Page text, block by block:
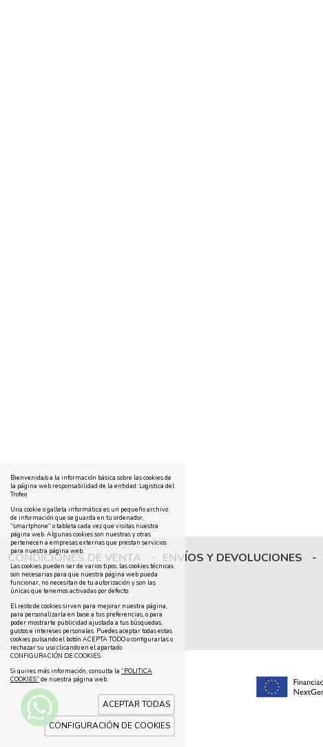
CONDICIONES DE VENTA - ENVÍOS Y DEVOLUCIONES -
Bienvenida/o a la información básica sobre las cookies de
la página web responsabilidad de la entidad: Logistica del
Trofeo
Una cookie o galleta informática es un pequeño archivo
de información que se guarda en tu ordenador,
“smartphone” o tableta cada vez que visitas nuestra
página web. Algunas cookies son nuestras y otras
pertenecen a empresas externas que prestan servicios
para nuestra página web.
Las cookies pueden ser de varios tipos: las cookies técnicas
son necesarias para que nuestra página web pueda
funcionar, no necesitan de tu autorización y son las
únicas que tenemos activadas por defecto.
El resto de cookies sirven para mejorar nuestra página,
para personalizarla en base a tus preferencias, o para
poder mostrarte publicidad ajustada a tus búsquedas,
gustos e intereses personales. Puedes aceptar todas estas
cookies pulsando el botón ACEPTA TODO o configurarlas o
rechazar su uso clicando en el apartado
CONFIGURACIÓN DE COOKIES.
Si quires más información, consulta la “POLITICA
COOKIES” de nuestra página web.
ACEPTAR TODAS
CONFIGURACIÓN DE COOKIES